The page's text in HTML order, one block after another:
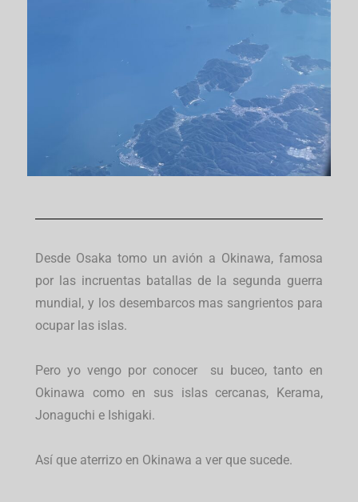
Desde Osaka tomo un avión a Okinawa, famosa
por las incruentas batallas de la segunda guerra
mundial, y los desembarcos mas sangrientos para
ocupar las islas.
Pero yo vengo por conocer su buceo, tanto en
Okinawa como en sus islas cercanas, Kerama,
Jonaguchi e Ishigaki.
Así que aterrizo en Okinawa a ver que sucede.